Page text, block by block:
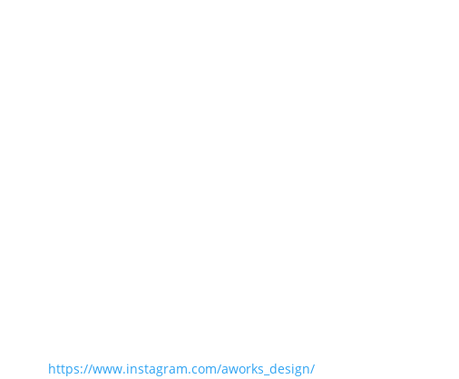
https://www.instagram.com/aworks_design/